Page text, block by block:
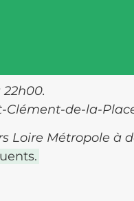
Clément-de-la-
Loire Métropole